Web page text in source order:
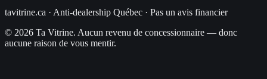
tavitrine.ca · Anti-dealership Québec · Pas un avis financier
© 2026 Ta Vitrine. Aucun revenu de concessionnaire — donc
aucune raison de vous mentir.